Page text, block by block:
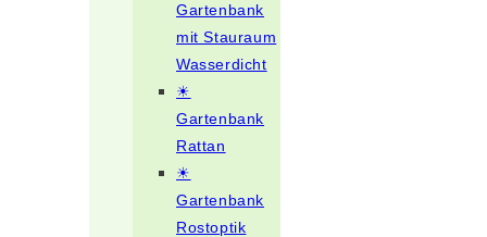
Gartenbank
mit Stauraum
Wasserdicht
☀
Gartenbank
Rattan
☀
Gartenbank
Rostoptik